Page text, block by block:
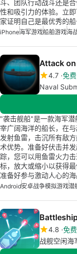
斗、团队行动战斗还是
性和吸引力的体验。立
家证明自己是最优秀的
iPhone海军游戏船舶游戏海
Attack
4.7 免费
Naval
"袭击舰船"是一款海军
宰广阔海洋的船长，在
发射鱼雷，击沉所有敌
术优势。准备好伏击并
踪，您可以用鱼雷火力
标，放大或缩小以获得
准备好参与激动人心的
Android安卓战争模拟游戏潜
4.8 免费
战舰空闲海